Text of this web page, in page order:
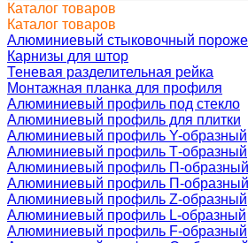
Каталог товаров
Каталог товаров
Алюминиевый стыковочный
Карнизы для штор
Теневая разделительная рейка
Монтажная планка для профиля
Алюминиевый профиль под стекло
Алюминиевый профиль для плитки
Алюминиевый профиль Y-образный
Алюминиевый профиль Т-образный
Алюминиевый профиль П-образный
Алюминиевый профиль П-образный
Алюминиевый профиль Z-образный
Алюминиевый профиль L-образный
Алюминиевый профиль F-образный